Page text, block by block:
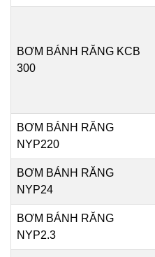
BƠM BÁNH RĂNG KCB
300
BƠM BÁNH RĂNG
NYP220
BƠM BÁNH RĂNG
NYP24
BƠM BÁNH RĂNG
NYP2.3